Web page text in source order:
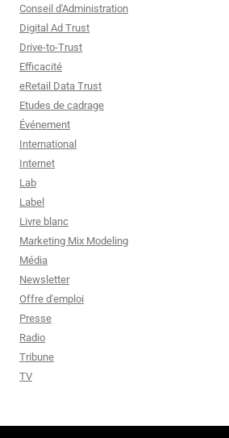
Conseil d'Administration
Digital Ad Trust
Drive-to-Trust
Efficacité
eRetail Data Trust
Etudes de cadrage
Événement
International
Internet
Lab
Label
Livre blanc
Marketing Mix Modeling
Média
Newsletter
Offre d'emploi
Presse
Radio
Tribune
TV